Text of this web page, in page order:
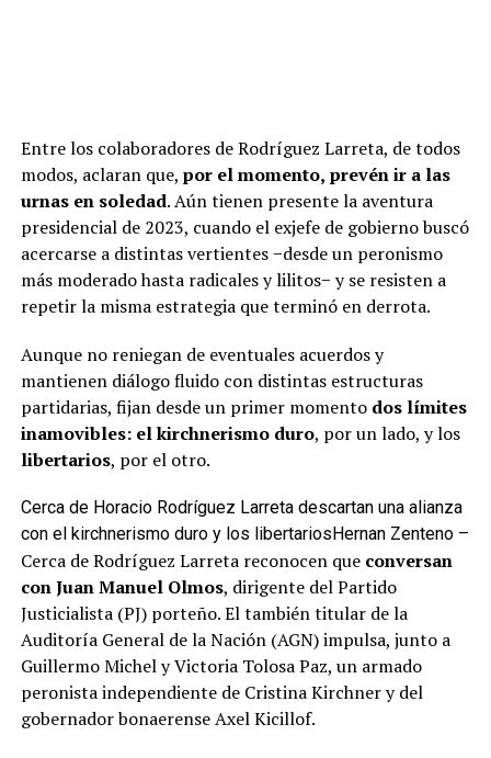
Entre los colaboradores de Rodríguez Larreta, de todos
modos, aclaran que, por el momento, prevén ir a las
urnas en soledad. Aún tienen presente la aventura
presidencial de 2023, cuando el exjefe de gobierno buscó
acercarse a distintas vertientes −desde un peronismo
más moderado hasta radicales y lilitos− y se resisten a
repetir la misma estrategia que terminó en derrota.
Aunque no reniegan de eventuales acuerdos y
mantienen diálogo fluido con distintas estructuras
partidarias, fijan desde un primer momento dos límites
inamovibles: el kirchnerismo duro, por un lado, y los
libertarios, por el otro.
Cerca de Horacio Rodríguez Larreta descartan una alianza
con el kirchnerismo duro y los libertariosHernan Zenteno –
Cerca de Rodríguez Larreta reconocen que conversan
conJuan Manuel Olmos, dirigente del Partido
Justicialista (PJ) porteño. El también titular de la
Auditoría General de la Nación (AGN) impulsa, junto a
Guillermo Michel y Victoria Tolosa Paz, un armado
peronista independiente de Cristina Kirchner y del
gobernador bonaerense Axel Kicillof.